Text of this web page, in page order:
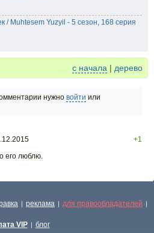
/ Muhtesem Yuzyil - 5 сезон, 168 серия
с начала | дерево
нужно войти или
+1
его люблю.
| реклама | для правообладателей |
VIP | блог